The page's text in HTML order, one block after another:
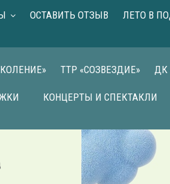
ОСТАВИТЬ ОТЗЫВ ЛЕТО В
ТТР «СОЗВЕЗДИЕ» ДК
КОНЦЕРТЫ И СПЕКТАКЛИ